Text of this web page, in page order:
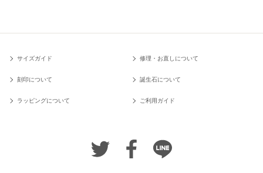
サイズガイド 修理・お直しについて
刻印について 誕生石について
ラッピングについて ご利用ガイド